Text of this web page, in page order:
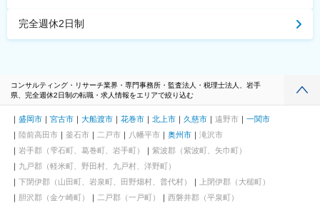
完全週休2日制
コンサルティング・リサーチ業界・専門事務所・監査法人・税理士法人、岩手
県、完全週休2日制の転職・求人情報をエリアで絞り込む
盛岡市 宮古市 大船渡市 花巻市 北上市 久慈市 遠野市
一関市
陸前高田市
釜石市 二戸市 八幡平市 奥州市
滝沢市
岩手郡（雫石町、葛巻町、岩手町）
紫波郡（紫波町、矢巾町）
九戸郡（軽米町、野田村、九戸村、洋野町）
下閉伊郡（山田町、岩泉町、田野畑村、普代村）
上閉伊郡（大槌町）
胆沢郡（金ケ崎町）
二戸郡（一戸町）
西磐井郡（平泉町）